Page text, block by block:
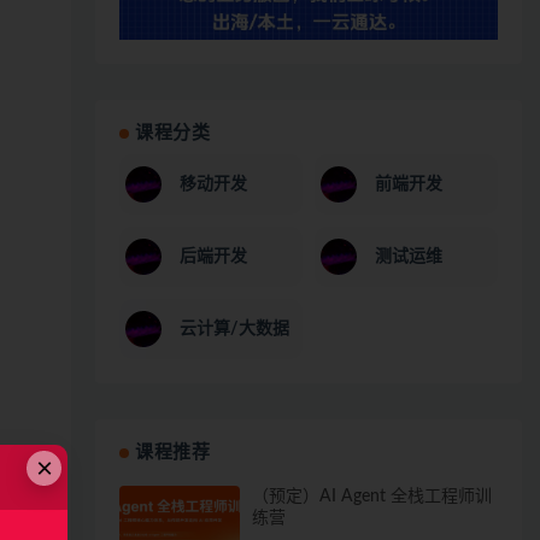
课程分类
移动开发 前端开发
后端开发 测试运维
云计算/大数据
课程推荐
（预定）AI Agent 全栈工程师训
练营
×